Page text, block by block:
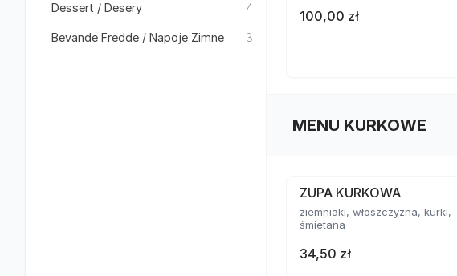
Dessert / Desery 4
Bevande Fredde / Napoje Zimne 3
100,00 zł
MENU KURKOWE
ZUPA KURKOWA
ziemniaki, włoszczyzna, kurki,
śmietana
34,50 zł